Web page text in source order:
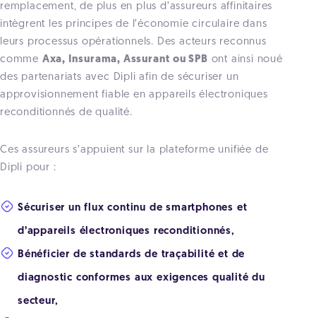
remplacement, de plus en plus d’assureurs affinitaires
intègrent les principes de l’économie circulaire dans
leurs processus opérationnels. Des acteurs reconnus
comme Axa, Insurama, Assurant ou SPB ont ainsi noué
des partenariats avec Dipli afin de sécuriser un
approvisionnement fiable en appareils électroniques
reconditionnés de qualité.
Ces assureurs s’appuient sur la plateforme unifiée de
Dipli pour :
Sécuriser un flux continu de smartphones et
d’appareils électroniques reconditionnés,
Bénéficier de standards de traçabilité et de
diagnostic conformes aux exigences qualité du
secteur,